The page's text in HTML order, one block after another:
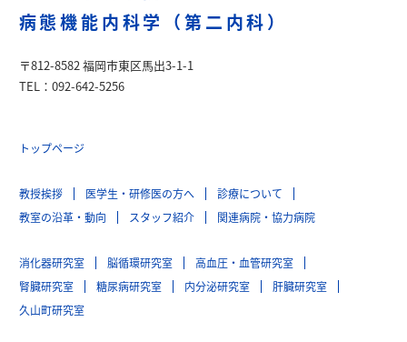
病態機能内科学（第二内科）
〒812-8582 福岡市東区馬出3-1-1
TEL：092-642-5256
トップページ
教授挨拶 医学生・研修医の方へ
診療について
教室の沿革・動向
スタッフ紹介 関連病院・協力病院
消化器研究室 脳循環研究室
高血圧・血管研究室
腎臓研究室
糖尿病研究室 内分泌研究室
肝臓研究室
久山町研究室